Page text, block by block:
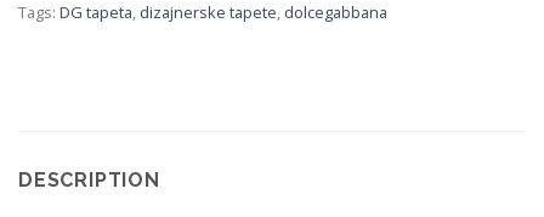
Tags: DG tapeta, dizajnerske tapete, dolcegabbana
DESCRIPTION